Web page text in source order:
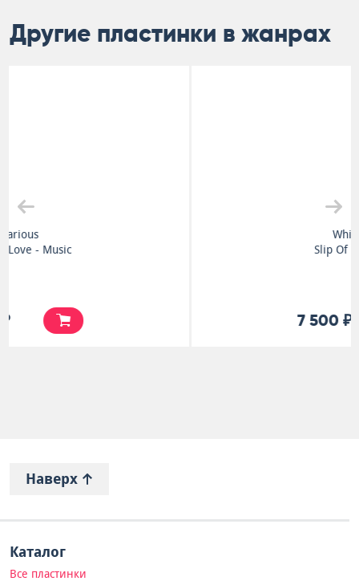
Другие пластинки в жанрах
Наверх
Каталог
Все пластинки